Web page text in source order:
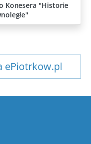
Konesera "Historie
ePiotrkow.pl